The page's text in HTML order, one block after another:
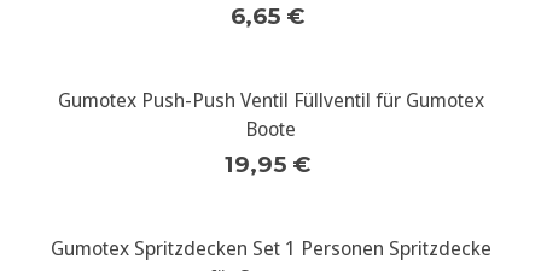
6,65 €
Gumotex Push-Push Ventil Füllventil für Gumotex
Boote
19,95 €
Gumotex Spritzdecken Set 1 Personen Spritzdecke